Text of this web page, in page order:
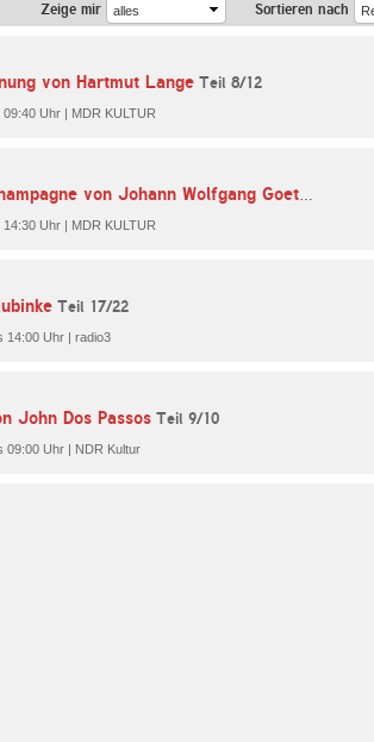
Zeige mir Sortieren nach
von Hartmut Lange Teil 8/12
Uhr | MDR KULTUR
Auch ich in der Champagne von Johann Wolfgang Goethe
Uhr | MDR KULTUR
Teil 17/22
14:00 Uhr | radio3
John Dos Passos Teil 9/10
09:00 Uhr | NDR Kultur